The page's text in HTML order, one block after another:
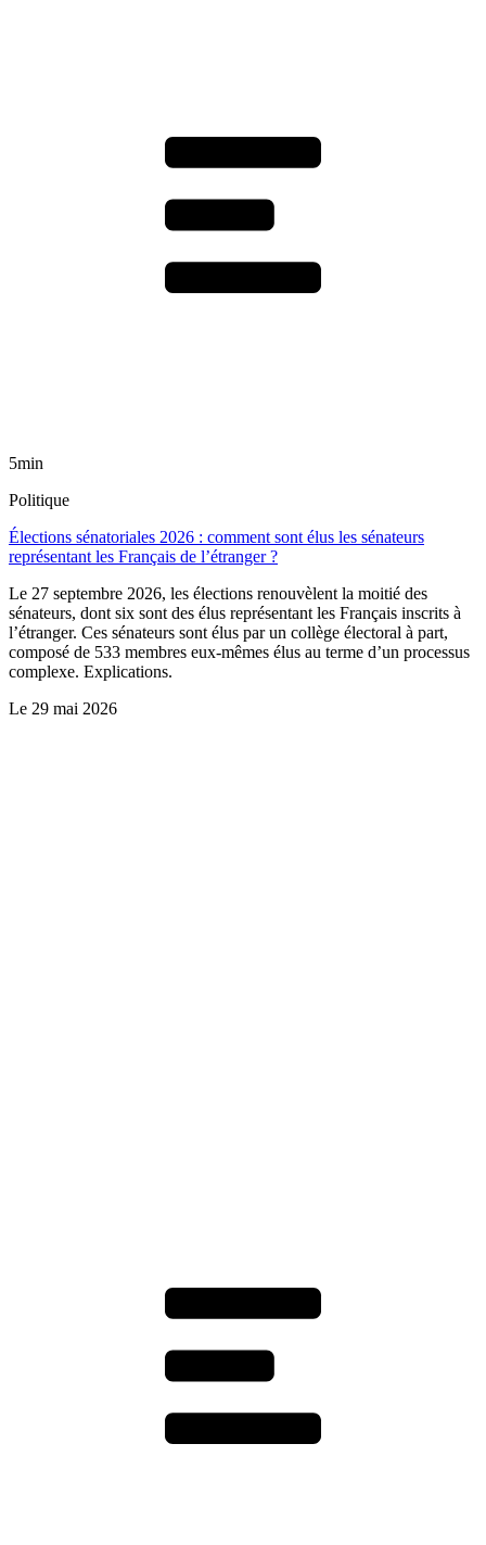
5min
Politique
Élections sénatoriales 2026 : comment sont élus les sénateurs
représentant les Français de l’étranger ?
Le 27 septembre 2026, les élections renouvèlent la moitié des
sénateurs, dont six sont des élus représentant les Français inscrits à
l’étranger. Ces sénateurs sont élus par un collège électoral à part,
composé de 533 membres eux-mêmes élus au terme d’un processus
complexe. Explications.
Le 29 mai 2026